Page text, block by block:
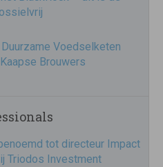
Voedselketen
Brouwers
tot directeur Impact
Triodos Investment